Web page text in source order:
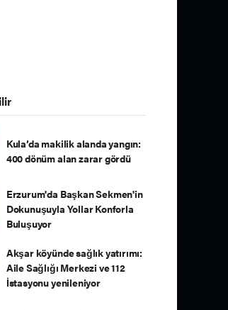
Kula’da makilik alanda yangın:
400 dönüm alan zarar gördü
Erzurum'da Başkan Sekmen'in
Dokunuşuyla Yollar Konforla
Buluşuyor
Akşar köyünde sağlık yatırımı:
Aile Sağlığı Merkezi ve 112
İstasyonu yenileniyor